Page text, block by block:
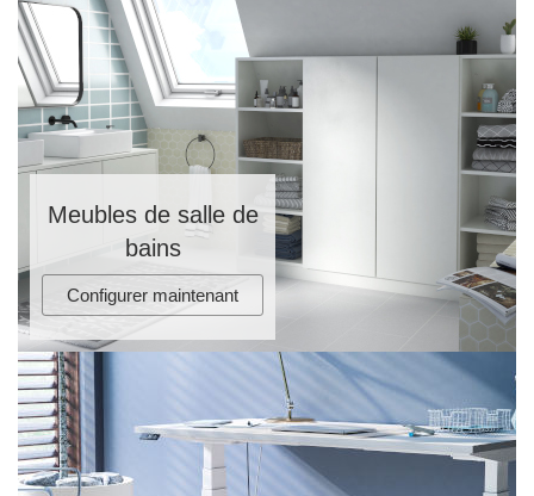
Meubles de salle de
bains
Configurer maintenant